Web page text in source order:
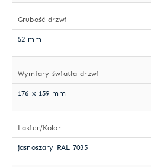
Grubość drzwi
52 mm
Wymiary światła drzwi
176 x 159 mm
Lakier/Kolor
jasnoszary RAL 7035